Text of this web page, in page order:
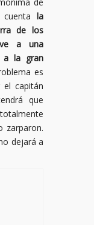
la
de los
a una
a la gran
es
el capitán
que
zarparon.
dejará a